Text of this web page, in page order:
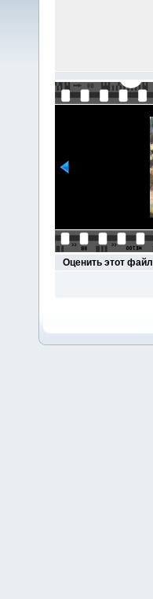
Оценить этот файл